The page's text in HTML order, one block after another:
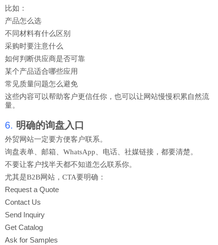
比如：
产品怎么选
不同材料有什么区别
采购时要注意什么
如何判断供应商是否可靠
某个产品适合哪些应用
常见质量问题怎么避免
这些内容可以帮助客户更信任你，也可以让网站慢慢积累自然流
量。
6. 明确的询盘入口
外贸网站一定要方便客户联系。
询盘表单、邮箱、WhatsApp、电话、社媒链接，都要清楚。
不要让客户找半天都不知道怎么联系你。
尤其是B2B网站，CTA要明确：
Request a Quote
Contact Us
Send Inquiry
Get Catalog
Ask for Samples